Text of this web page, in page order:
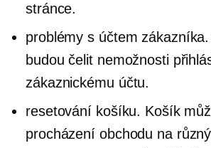
stránce.
problémy s účtem
budou čelit nemožnosti
zákaznickému účtu.
resetování košíku. Košík
procházení obchodu na